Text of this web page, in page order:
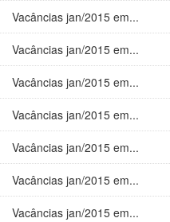
Vacâncias jan/2015 em...
Vacâncias jan/2015 em...
Vacâncias jan/2015 em...
Vacâncias jan/2015 em...
Vacâncias jan/2015 em...
Vacâncias jan/2015 em...
Vacâncias jan/2015 em...